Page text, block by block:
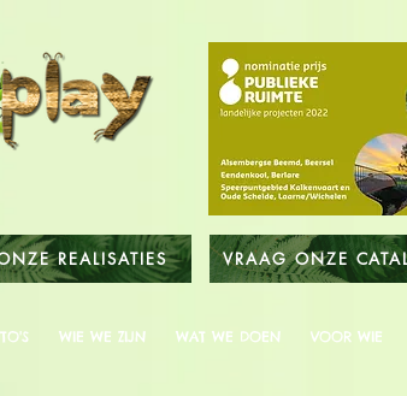
REALISATIES VRAAG ONZE
WIE WE ZIJN WAT WE DOEN VOOR WIE